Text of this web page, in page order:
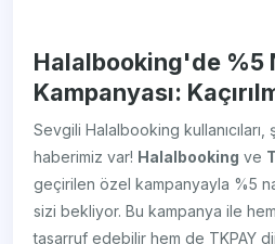
Halalbooking'de %5
Kampanyası:
Sevgili Halalbooking
haberimiz var! Halalbooking ve
geçirilen özel kampanyayla %5
sizi bekliyor. Bu kampanya ile
tasarruf edebilir hem de TKPAY